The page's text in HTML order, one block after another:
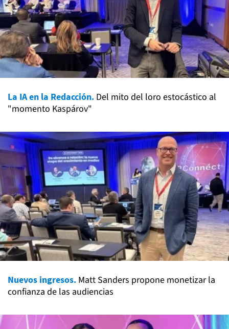
La IA en la Redacción. Del mito del loro estocástico al
"momento Kaspárov"
Nuevos ingresos. Matt Sanders propone monetizar la
confianza de las audiencias